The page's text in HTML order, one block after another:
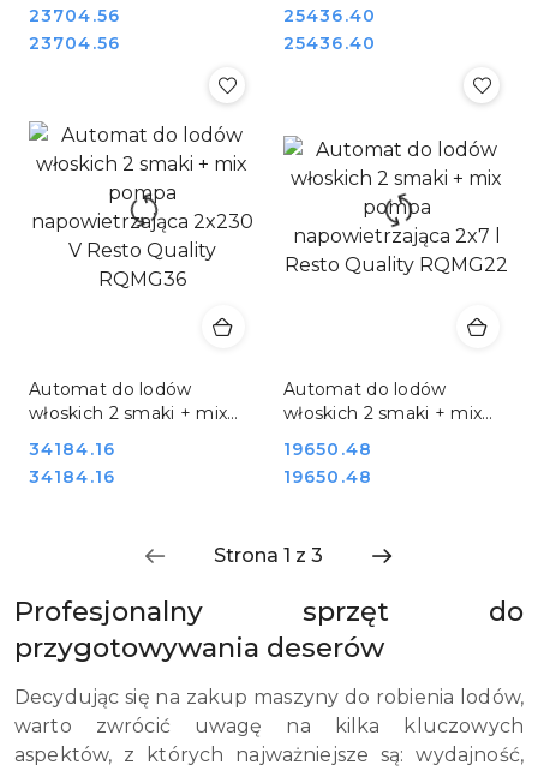
2x13 l Resto Quality
RQMG33A
Cena:
23704.56
Cena:
23704.56
2x13 l Resto Quality
RQMG33B
Cena:
25436.40
Cena:
25436.40
Automat do lodów
włoskich 2 smaki + mix
2x230 V Resto Quality
RQMG36
Cena:
34184.16
Cena:
34184.16
Automat do lodów
włoskich 2 smaki + mix
2x7 l Resto Quality
RQMG22
Cena:
19650.48
Cena:
19650.48
Profesjonalny sprzęt do
przygotowywania deserów
Decydując się na zakup maszyny do robienia lodów,
warto zwrócić uwagę na kilka kluczowych
aspektów, z których najważniejsze są: wydajność,